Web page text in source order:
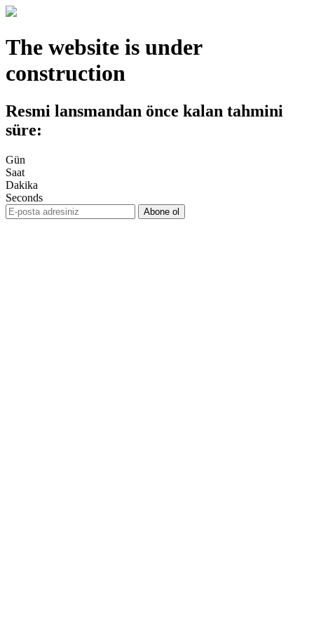
The website is under
construction
Resmi lansmandan önce kalan tahmini
süre:
Gün
Saat
Dakika
Seconds